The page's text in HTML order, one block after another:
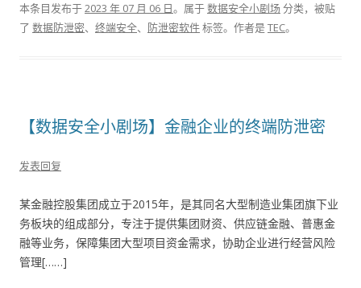
本条目发布于2023 年 07 月 06 日。属于数据安全小剧场分类，被贴
了 数据防泄密、 终端安全、 防泄密软件标签。 作者是TEC。
【数据安全小剧场】金融企业的终端防泄密
发表回复
某金融控股集团成立于2015年，是其同名大型制造业集团旗下业
务板块的组成部分，专注于提供集团财资、供应链金融、普惠金
融等业务，保障集团大型项目资金需求，协助企业进行经营风险
管理[……]